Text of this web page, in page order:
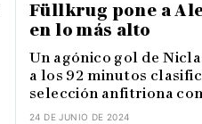
Füllkrug pone a
en lo más alto
Un agónico gol de
a los 92 minutos
selección anfitriona
24 DE JUNIO DE 2024